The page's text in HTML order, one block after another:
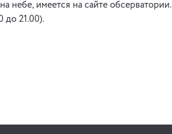
небе, имеется на сайте
до 21.00).